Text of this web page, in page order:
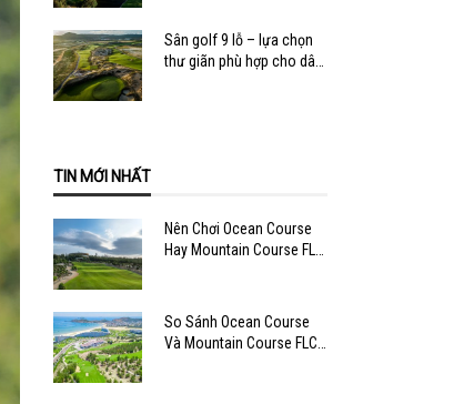
Sân golf 9 lỗ – lựa chọn
thư giãn phù hợp cho dân
TIN MỚI NHẤT
Nên Chơi Ocean Course
Hay Mountain Course FLC
So Sánh Ocean Course
Và Mountain Course FLC